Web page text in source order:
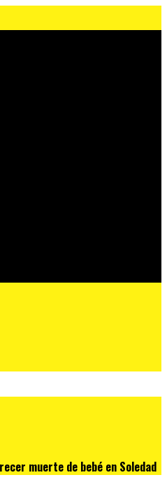
muerte de bebé en Soledad